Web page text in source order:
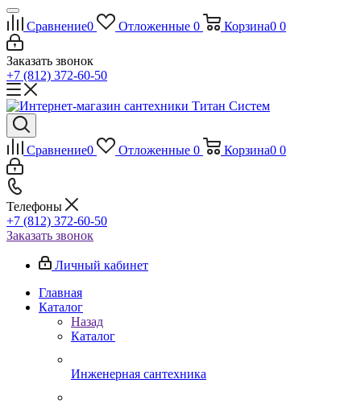
Сравнение0 Отложенные 0 Корзина0 0
Заказать звонок
+7 (812) 372-60-50
Сравнение0 Отложенные 0 Корзина0 0
Телефоны
+7 (812) 372-60-50
Заказать звонок
Личный кабинет
Главная
Каталог
Назад
Каталог
Инженерная сантехника